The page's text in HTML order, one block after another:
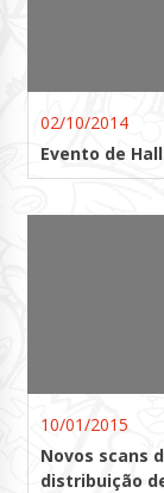
02/10/2014
Evento de
10/01/2015
Novos scans
distribuição